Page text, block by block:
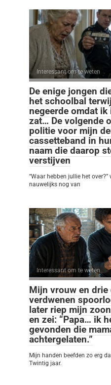
Interessant om te weten
De enige jongen
het schoolbal
negeerde omdat
zat… De volgende
politie voor mijn
cassetteband in
naam die daarop
verstijven
“Waar hebben jullie het
nauwelijks nog van
Interessant om te weten
Mijn vrouw en drie
verdwenen
later riep mijn
en zei: “Papa… ik
gevonden die
achtergelaten.”
Mijn handen beefden zo erg
Twintig jaar.